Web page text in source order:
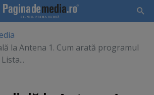
la Antena 1. Cum arată programul